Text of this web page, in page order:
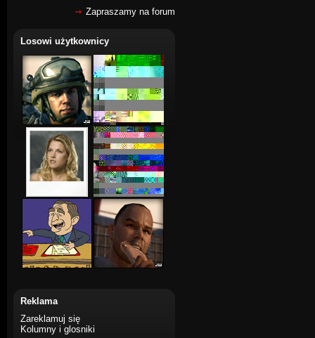
Zapraszamy na forum
Losowi użytkownicy
Reklama
Zareklamuj się
Kolumny i glosniki